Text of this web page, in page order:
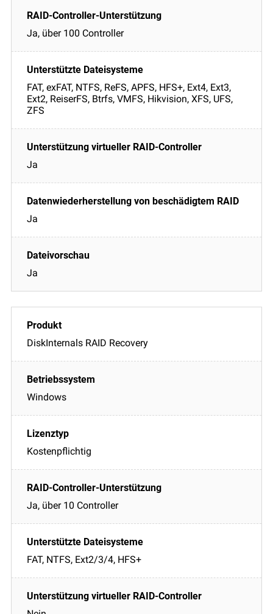
Ja, über 100 Controller
FAT, exFAT, NTFS, ReFS, APFS, HFS+, Ext4, Ext3,
Ext2, ReiserFS, Btrfs, VMFS, Hikvision, XFS, UFS,
ZFS
Ja
Ja
Ja
DiskInternals RAID Recovery
Windows
Kostenpflichtig
Ja, über 10 Controller
FAT, NTFS, Ext2/3/4, HFS+